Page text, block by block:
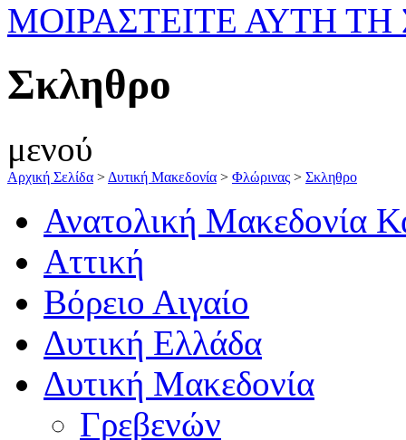
ΜΟΙΡΑΣΤΕΙΤΕ ΑΥΤΗ ΤΗ
Σκληθρο
μενού
Αρχική Σελίδα > Δυτική Μακεδονία > Φλώρινας > Σκληθρο
Ανατολική Μακεδονία
Αττική
Βόρειο Αιγαίο
Δυτική Ελλάδα
Δυτική Μακεδονία
Γρεβενών